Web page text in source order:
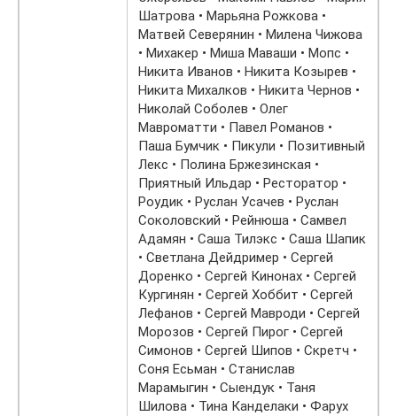
Шатрова • Марьяна Рожкова •
Матвей Северянин • Милена Чижова
• Михакер • Миша Маваши • Мопс •
Никита Иванов • Никита Козырев •
Никита Михалков • Никита Чернов •
Николай Соболев • Олег
Мавроматти • Павел Романов •
Паша Бумчик • Пикули • Позитивный
Лекс • Полина Бржезинская •
Приятный Ильдар • Ресторатор •
Роудик • Руслан Усачев • Руслан
Соколовский • Рейнюша • Самвел
Адамян • Саша Тилэкс • Саша Шапик
• Светлана Дейдример • Сергей
Доренко • Сергей Кинонах • Сергей
Кургинян • Сергей Хоббит • Сергей
Лефанов • Сергей Мавроди • Сергей
Морозов • Сергей Пирог • Сергей
Симонов • Сергей Шипов • Скретч •
Соня Есьман • Станислав
Марамыгин • Сыендук • Таня
Шилова • Тина Канделаки • Фарух